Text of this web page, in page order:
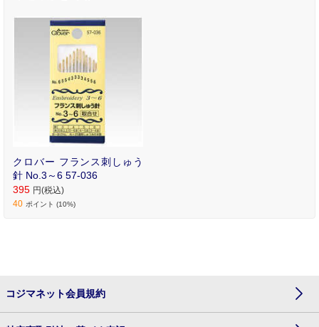
クロバー フランス刺しゅう
針 No.3～6 57-036
395 円(税込)
40 ポイント (10%)
コジマネット会員規約